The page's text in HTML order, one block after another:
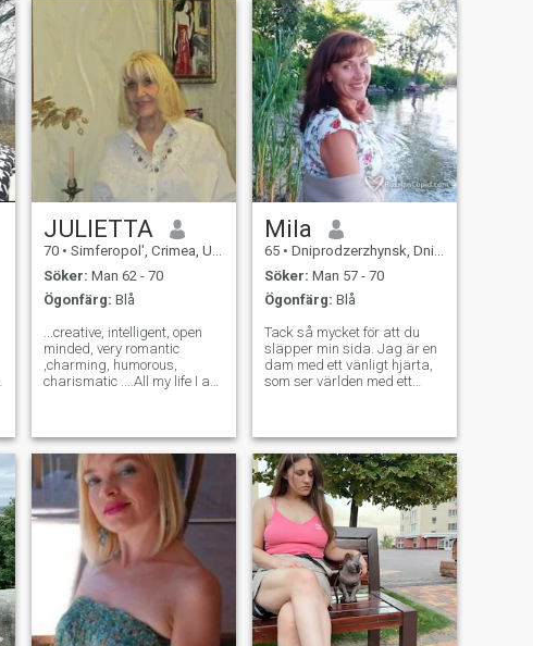
JULIETTA
70 • Simferopol', Crimea, Ukraina
Söker: Man 62 - 70
Ögonfärg: Blå
...creative, intelligent, open
minded, very romantic
,charming, humorous,
charismatic ....All my life I am
children/teenagers. I like to
discover and enjoy beautiful
a
Mila
65 • Dniprodzerzhynsk, Dnipropetrovs'k, Ukraina
Söker: Man 57 - 70
Ögonfärg: Blå
Tack så mycket för att du
släpper min sida. Jag är en
dam med ett vänligt hjärta,
som ser världen med ett
öppna personlighet gör det
lätt för mig att tala om något
med en man, att acceptera
en ny kultur och att förstå
människans liv och hans
syn.